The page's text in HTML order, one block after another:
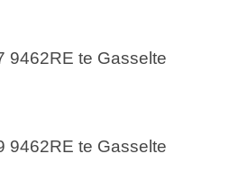
9462RE te Gasselte
9462RE te Gasselte